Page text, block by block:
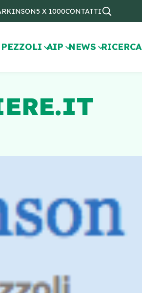
5 X 1000CONTATTI
AIP NEWS RICERCA